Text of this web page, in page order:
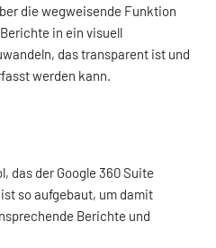
die wegweisende Funktion
in ein visuell
das transparent ist und
werden kann.
das der Google 360 Suite
so aufgebaut, um damit
Berichte und